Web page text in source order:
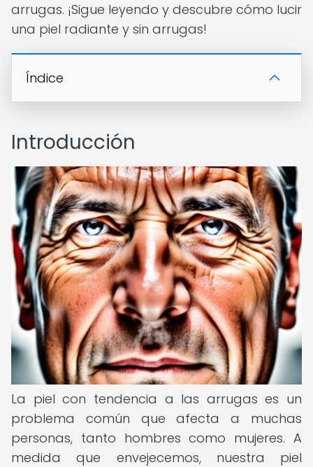
arrugas. ¡Sigue leyendo y descubre cómo lucir
una piel radiante y sin arrugas!
Índice
Introducción
La piel con tendencia a las arrugas es un
problema común que afecta a muchas
personas, tanto hombres como mujeres. A
medida que envejecemos, nuestra piel